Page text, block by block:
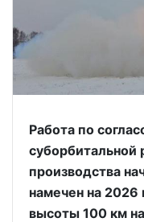
Работа по
суборбитальной
производства
намечен на 2026
высоты 100 км